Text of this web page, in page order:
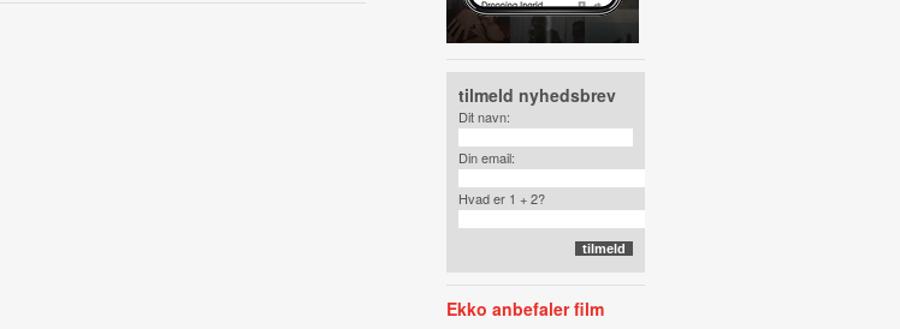
tilmeld nyhedsbrev
Dit navn:
Din email:
Hvad er 1 + 2?
Ekko anbefaler film